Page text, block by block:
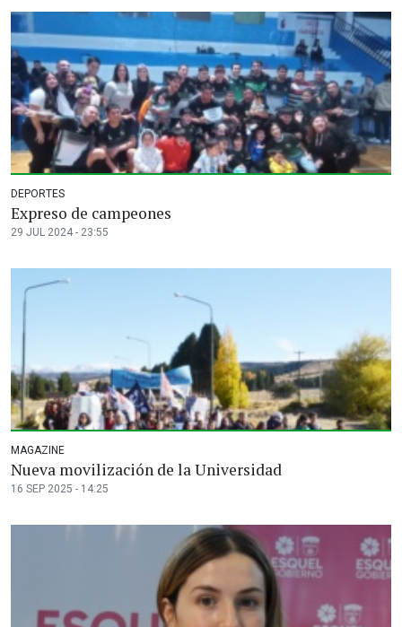
DEPORTES
Expreso de campeones
29 JUL 2024 - 23:55
MAGAZINE
Nueva movilización de la Universidad
16 SEP 2025 - 14:25